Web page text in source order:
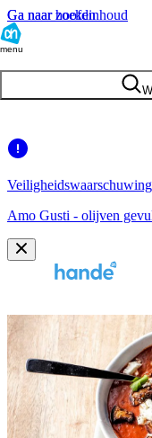
Ga naar hoofdinhoud
Ga naar zoeken
menu
Amo Gusti - olijven